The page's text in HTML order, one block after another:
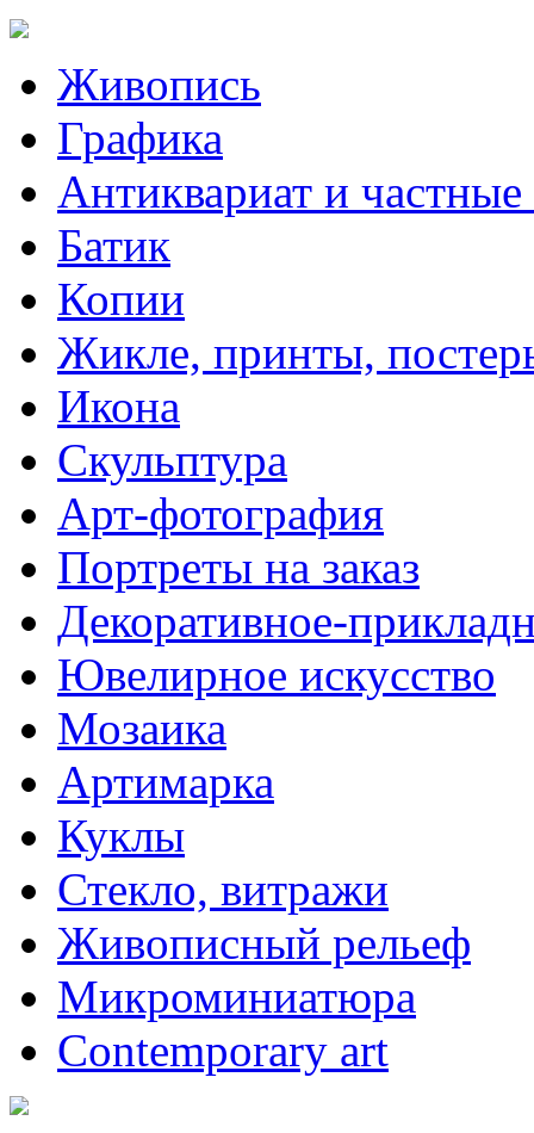
Живопись
Графика
Антиквариат и
Батик
Копии
Жикле, принты,
Икона
Скульптура
Арт-фотография
Портреты на заказ
Декоративное-
Ювелирное искусство
Мозаика
Артимарка
Куклы
Стекло, витражи
Живописный рельеф
Микроминиатюра
Contemporary art